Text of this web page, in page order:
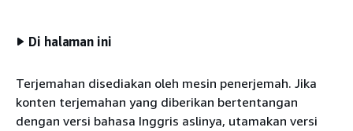
Di halaman ini
Terjemahan disediakan oleh mesin penerjemah. Jika
konten terjemahan yang diberikan bertentangan
dengan versi bahasa Inggris aslinya, utamakan versi